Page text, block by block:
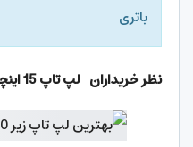
باتری
نظر خریداران لپ تاپ 15 اینچی لنوو مدل